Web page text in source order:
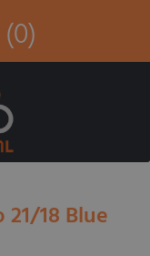
(0)
18 Blue